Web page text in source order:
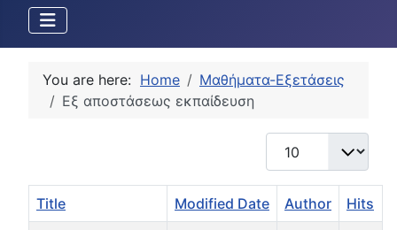
You are here: Home
Μαθήματα-Εξετάσεις
Εξ αποστάσεως εκπαίδευση
Display #
Title Modified Date Author Hits